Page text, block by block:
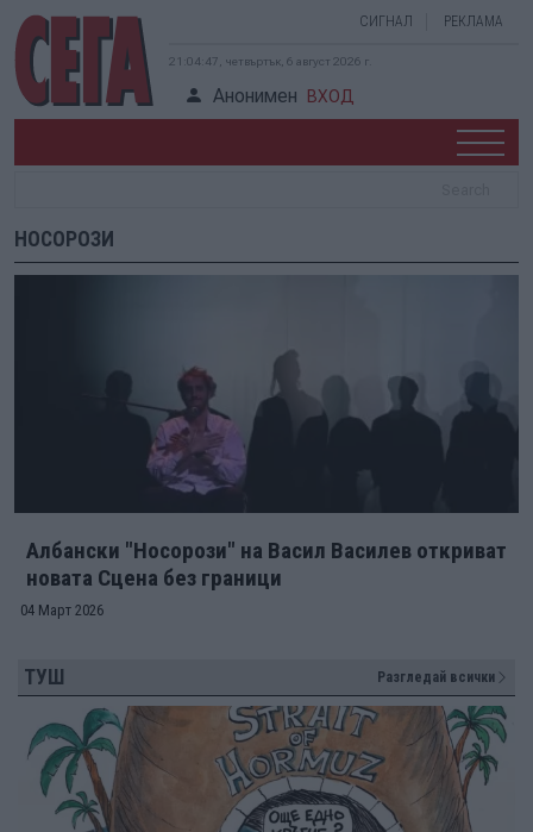
СИГНАЛ РЕКЛАМА
21:04:47, четвъртък, 6 август 2026 г.
Анонимен ВХОД
НОСОРОЗИ
Албански "Носорози" на Васил Василев откриват
новата Сцена без граници
04 Март 2026
ТУШ Разгледай всички